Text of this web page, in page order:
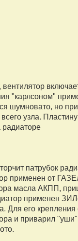
"карлсоном"
шумновато, но
узла.
радиаторе
патрубок
применен от
масла АКПП,
применен
Для его крепления
и приварил